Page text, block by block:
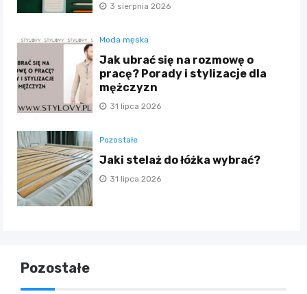
3 sierpnia 2026
Moda męska
Jak ubrać się na rozmowę o
pracę? Porady i stylizacje dla
mężczyzn
31 lipca 2026
Pozostałe
Jaki stelaż do łóżka wybrać?
31 lipca 2026
Pozostałe